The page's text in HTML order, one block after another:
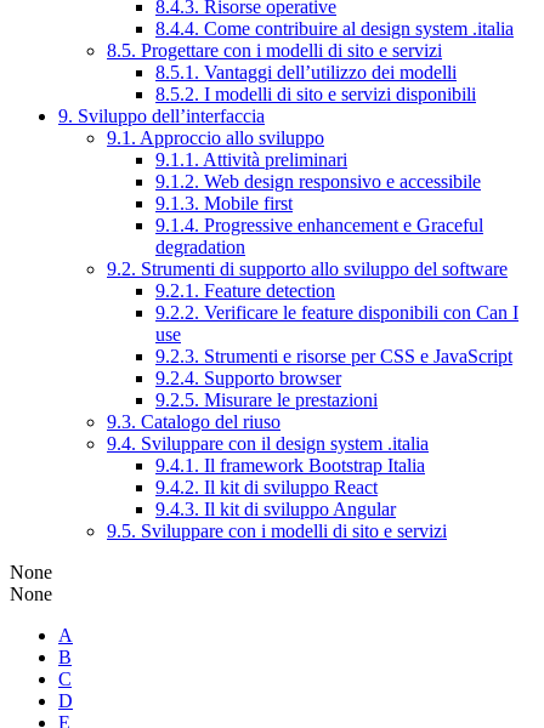
8.4.3. Risorse operative
8.4.4. Come contribuire al design system .italia
8.5. Progettare con i modelli di sito e servizi
8.5.1. Vantaggi dell’utilizzo dei modelli
8.5.2. I modelli di sito e servizi disponibili
9. Sviluppo dell’interfaccia
9.1. Approccio allo sviluppo
9.1.1. Attività preliminari
9.1.2. Web design responsivo e accessibile
9.1.3. Mobile first
9.1.4. Progressive enhancement e Graceful
degradation
9.2. Strumenti di supporto allo sviluppo del software
9.2.1. Feature detection
9.2.2. Verificare le feature disponibili con Can I
use
9.2.3. Strumenti e risorse per CSS e JavaScript
9.2.4. Supporto browser
9.2.5. Misurare le prestazioni
9.3. Catalogo del riuso
9.4. Sviluppare con il design system .italia
9.4.1. Il framework Bootstrap Italia
9.4.2. Il kit di sviluppo React
9.4.3. Il kit di sviluppo Angular
9.5. Sviluppare con i modelli di sito e servizi
None
None
A
B
C
D
E